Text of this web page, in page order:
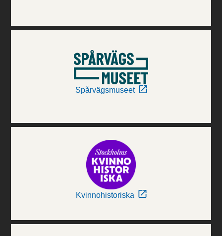
Spårvägsmuseet
Kvinnohistoriska